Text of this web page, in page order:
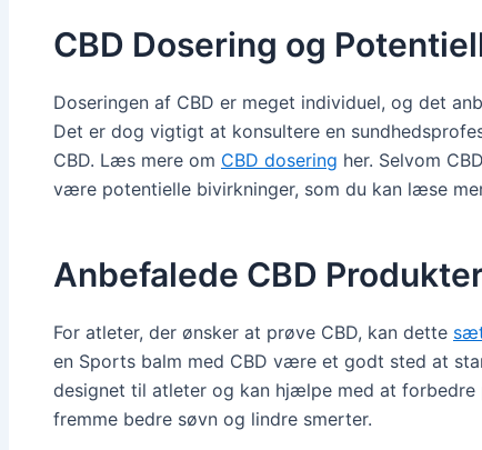
CBD Dosering og
Doseringen af CBD er meget individuel, og det
Det er dog vigtigt at konsultere en
CBD. Læs mere om CBD dosering her. Selvom
være potentielle bivirkninger, som du kan læse
Anbefalede CBD
For atleter, der ønsker at prøve CBD, kan dette
en Sports balm med CBD være et godt sted at
designet til atleter og kan hjælpe med at
fremme bedre søvn og lindre smerter.